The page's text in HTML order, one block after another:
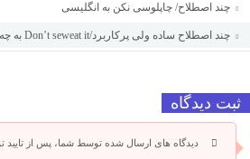
چند اصطلاح/ چاپلوسی نکن به انگلیسی
چند اصطلاح ساده ولی پرکاربرد/Don’t seweat it به چه معناست؟
ثبت دیدگاه
دیدگاه های ارسال شده توسط شما، پس از تایید